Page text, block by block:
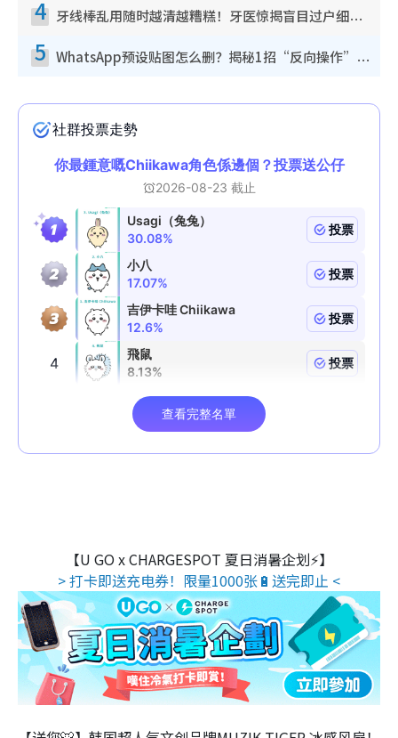
4 牙线棒乱用随时越清越糟糕！牙医惊揭盲目过户细菌恐致蛀牙：这种才是日常真保养
5 WhatsApp预设贴图怎么删？揭秘1招“反向操作”还原简洁界面 附3步实测教程
【U GO x CHARGESPOT 夏日消暑企划⚡】
> 打卡即送充电券！限量1000张🔋送完即止 <